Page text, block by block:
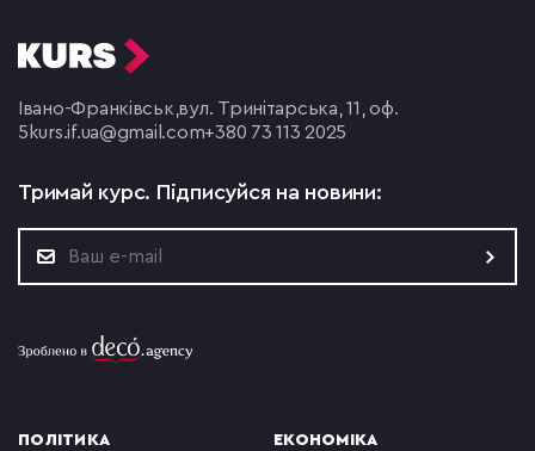
Івано-Франківськ,вул. Тринітарська, 11, оф.
5 kurs.if.ua@gmail.com+380 73 113 2025
Тримай курс. Підписуйся на новини:
ПОЛІТИКА ЕКОНОМІКА